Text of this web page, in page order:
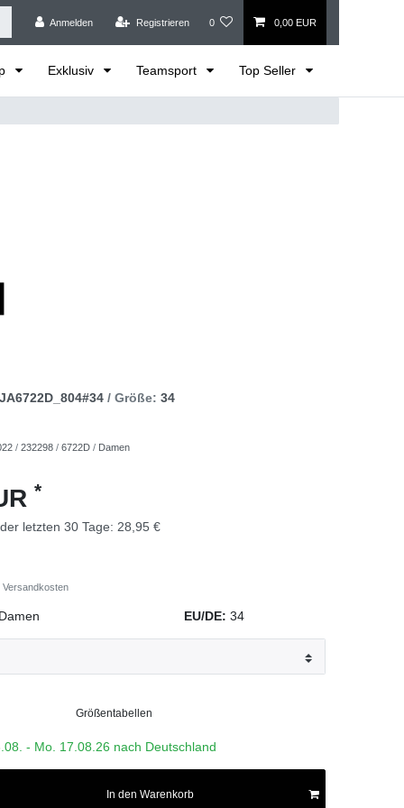
Anmelden Registrieren 0 0,00 EUR
Exklusiv Teamsport Top Seller
JA6722D_804#34 / Größe: 34
/ 232298 / 6722D / Damen
*
letzten 30 Tage: 28,95 €
Versandkosten
EU/DE: 34
Größentabellen
- Mo. 17.08.26 nach Deutschland
In den Warenkorb